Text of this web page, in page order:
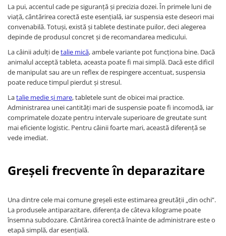
La pui, accentul cade pe siguranță și precizia dozei. În primele luni de
viață, cântărirea corectă este esențială, iar suspensia este deseori mai
convenabilă. Totuși, există și tablete destinate puilor, deci alegerea
depinde de produsul concret și de recomandarea medicului.
La câinii adulți detalie mică, ambele variante pot funcționa bine. Dacă
animalul acceptă tableta, aceasta poate fi mai simplă. Dacă este dificil
de manipulat sau are un reflex de respingere accentuat, suspensia
poate reduce timpul pierdut și stresul.
Latalie medie și mare, tabletele sunt de obicei mai practice.
Administrarea unei cantități mari de suspensie poate fi incomodă, iar
comprimatele dozate pentru intervale superioare de greutate sunt
mai eficiente logistic. Pentru câinii foarte mari, această diferență se
vede imediat.
Greșeli frecvente în deparazitare
Una dintre cele mai comune greșeli este estimarea greutății „din ochi”.
La produsele antiparazitare, diferența de câteva kilograme poate
însemna subdozare. Cântărirea corectă înainte de administrare este o
etapă simplă, dar esențială.